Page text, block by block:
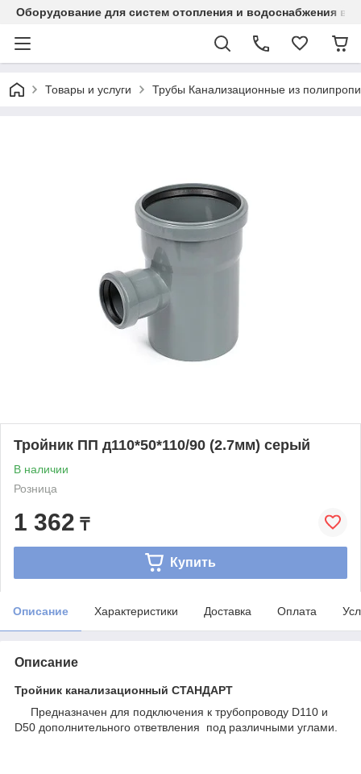
Оборудование для систем отопления и водоснабжения в
Товары и услуги Трубы Канализационные из
Тройник ПП д110*50*110/90 (2.7мм) серый
В наличии
Розница
1 362 ₸
Купить
Описание Характеристики Доставка Оплата
Описание
Тройник канализационный СТАНДАРТ
Предназначен для подключения к трубопроводу D110 и
D50 дополнительного ответвления под различными углами.